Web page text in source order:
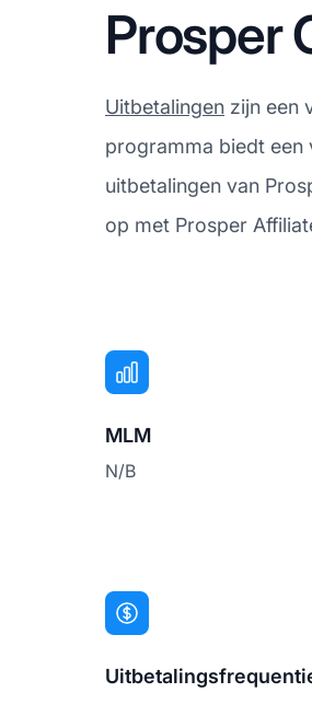
Prosper
Uitbetalingen zijn een
programma biedt een
uitbetalingen van
op met Prosper
MLM
N/B